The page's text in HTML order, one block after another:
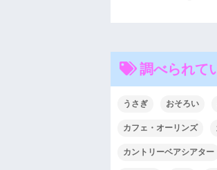
調べられて
うさぎ おそろい
カフェ・オーリンズ
カントリーベアシアター